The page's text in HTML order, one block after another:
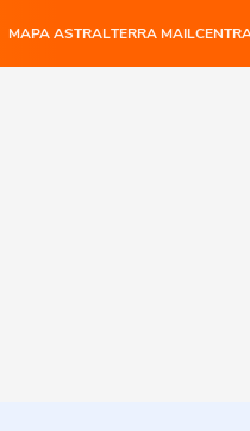
MAPA ASTRALTERRA MAIL